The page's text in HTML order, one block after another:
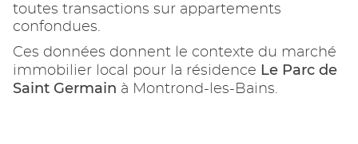
toutes transactions sur appartements
confondues.
Ces données donnent le contexte du marché
immobilier local pour la résidence Le Parc de
Saint Germain à Montrond-les-Bains.